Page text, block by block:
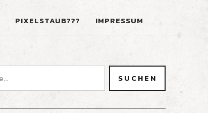
PIXELSTAUB??? IMPRESSUM